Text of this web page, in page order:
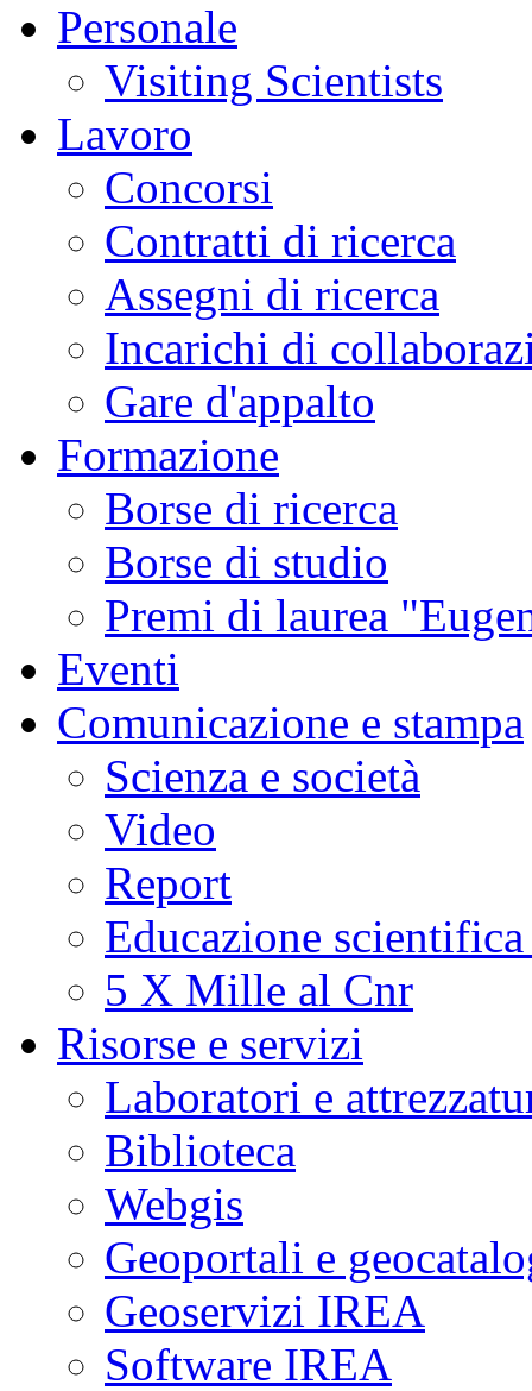
Personale
Visiting Scientists
Lavoro
Concorsi
Contratti di ricerca
Assegni di ricerca
Incarichi di
Gare d'appalto
Formazione
Borse di ricerca
Borse di studio
Premi di laurea
Eventi
Comunicazione e stampa
Scienza e società
Video
Report
Educazione
5 X Mille al Cnr
Risorse e servizi
Laboratori e
Biblioteca
Webgis
Geoportali e
Geoservizi IREA
Software IREA